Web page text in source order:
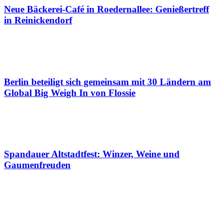
Neue Bäckerei-Café in Roedernallee: Genießertreff
in Reinickendorf
Berlin beteiligt sich gemeinsam mit 30 Ländern am
Global Big Weigh In von Flossie
Spandauer Altstadtfest: Winzer, Weine und
Gaumenfreuden